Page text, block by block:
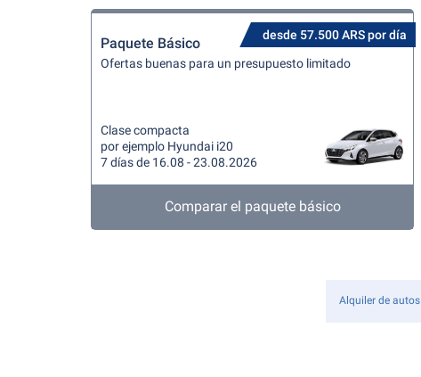
desde 57.500 ARS por día
Paquete Básico
Ofertas buenas para un presupuesto limitado
Clase compacta
por ejemplo Hyundai i20
7 días de 16.08 - 23.08.2026
Comparar el paquete básico
Alquiler de autos